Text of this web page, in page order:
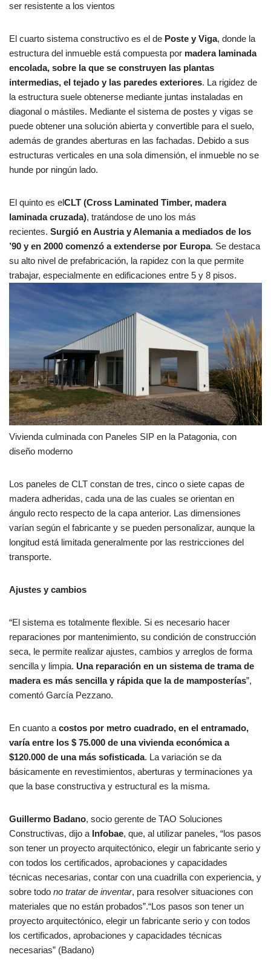
ser resistente a los vientos
El cuarto sistema constructivo es el de Poste y Viga, donde la
estructura del inmueble está compuesta por madera laminada
encolada, sobre la que se construyen las plantas
intermedias, el tejado y las paredes exteriores. La rigidez de
la estructura suele obtenerse mediante juntas instaladas en
diagonal o mástiles. Mediante el sistema de postes y vigas se
puede obtener una solución abierta y convertible para el suelo,
además de grandes aberturas en las fachadas. Debido a sus
estructuras verticales en una sola dimensión, el inmueble no se
hunde por ningún lado.
El quinto es elCLT (Cross Laminated Timber, madera
laminada cruzada), tratándose de uno los más
recientes. Surgió en Austria y Alemania a mediados de los
’90 y en 2000 comenzó a extenderse por Europa. Se destaca
su alto nivel de prefabricación, la rapidez con la que permite
trabajar, especialmente en edificaciones entre 5 y 8 pisos.
Vivienda culminada con Paneles SIP en la Patagonia, con
diseño moderno
Los paneles de CLT constan de tres, cinco o siete capas de
madera adheridas, cada una de las cuales se orientan en
ángulo recto respecto de la capa anterior. Las dimensiones
varían según el fabricante y se pueden personalizar, aunque la
longitud está limitada generalmente por las restricciones del
transporte.
Ajustes y cambios
“El sistema es totalmente flexible. Si es necesario hacer
reparaciones por mantenimiento, su condición de construcción
seca, le permite realizar ajustes, cambios y arreglos de forma
sencilla y limpia. Una reparación en un sistema de trama de
madera es más sencilla y rápida que la de mamposterías”,
comentó García Pezzano.
En cuanto a costos por metro cuadrado, en el entramado,
varía entre los $ 75.000 de una vivienda económica a
$120.000 de una más sofisticada. La variación se da
básicamente en revestimientos, aberturas y terminaciones ya
que la base constructiva y estructural es la misma.
Guillermo Badano, socio gerente de TAO Soluciones
Constructivas, dijo a Infobae, que, al utilizar paneles, “los pasos
son tener un proyecto arquitectónico, elegir un fabricante serio y
con todos los certificados, aprobaciones y capacidades
técnicas necesarias, contar con una cuadrilla con experiencia, y
sobre todo no tratar de inventar, para resolver situaciones con
materiales que no están probados”.“Los pasos son tener un
proyecto arquitectónico, elegir un fabricante serio y con todos
los certificados, aprobaciones y capacidades técnicas
necesarias” (Badano)